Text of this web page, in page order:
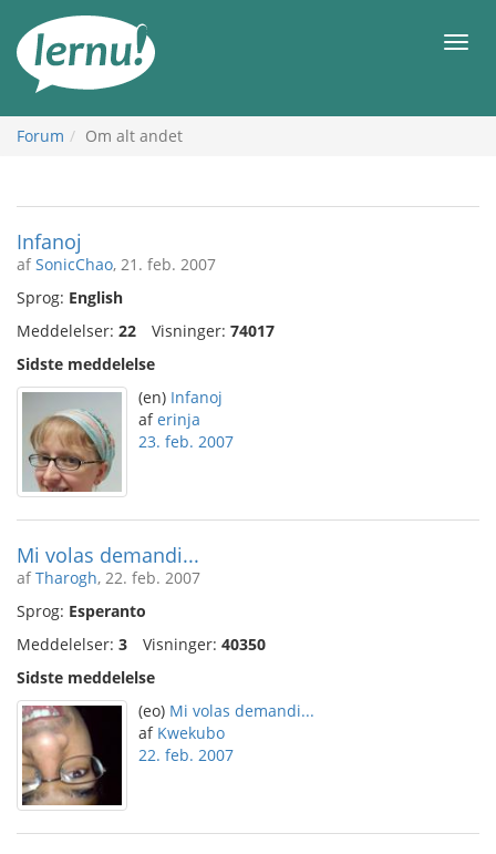
indholdet
Forum Om alt andet
Infanoj
afSonicChao, 21. feb. 2007
Sprog: English
Meddelelser: 22 Visninger: 74017
Sidste meddelelse
(en) Infanoj
aferinja
23. feb. 2007
Mi volas demandi...
afTharogh, 22. feb. 2007
Sprog: Esperanto
Meddelelser: 3 Visninger: 40350
Sidste meddelelse
(eo) Mi volas demandi...
af Kwekubo
22. feb. 2007